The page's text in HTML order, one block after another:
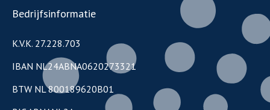
Bedrijfsinformatie
K.V.K. 27.228.703
IBAN NL24ABNA0620273321
BTW NL 800189620B01